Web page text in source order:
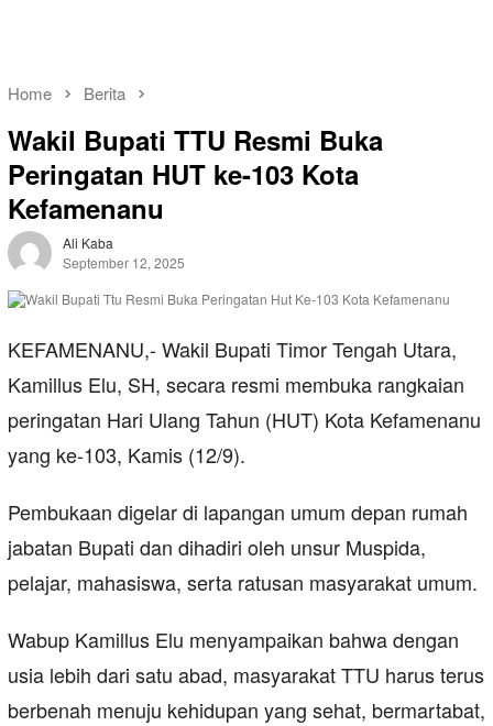
Home Berita
Wakil Bupati TTU Resmi Buka
Peringatan HUT ke-103 Kota
Kefamenanu
Ali Kaba
September 12, 2025
KEFAMENANU,- Wakil Bupati Timor Tengah Utara,
Kamillus Elu, SH, secara resmi membuka rangkaian
peringatan Hari Ulang Tahun (HUT) Kota Kefamenanu
yang ke-103, Kamis (12/9).
Pembukaan digelar di lapangan umum depan rumah
jabatan Bupati dan dihadiri oleh unsur Muspida,
pelajar, mahasiswa, serta ratusan masyarakat umum.
Wabup Kamillus Elu menyampaikan bahwa dengan
usia lebih dari satu abad, masyarakat TTU harus terus
berbenah menuju kehidupan yang sehat, bermartabat,